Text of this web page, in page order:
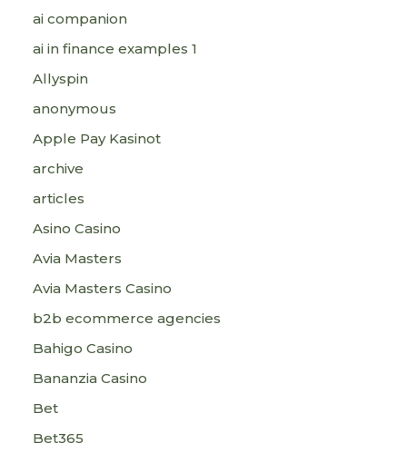
ai companion
ai in finance examples 1
Allyspin
anonymous
Apple Pay Kasinot
archive
articles
Asino Casino
Avia Masters
Avia Masters Casino
b2b ecommerce agencies
Bahigo Casino
Bananzia Casino
Bet
Bet365